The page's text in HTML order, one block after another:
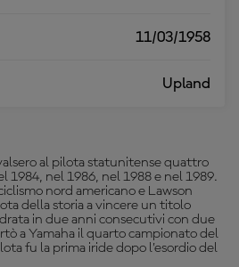
11/03/1958
Upland
al pilota statunitense quattro
1984, nel 1986, nel 1988 e nel 1989.
nord americano e Lawson
della storia a vincere un titolo
in due anni consecutivi con due
a Yamaha il quarto campionato del
fu la prima iride dopo l’esordio del